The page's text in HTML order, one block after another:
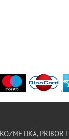
KOZMETIKA, PRIBOR